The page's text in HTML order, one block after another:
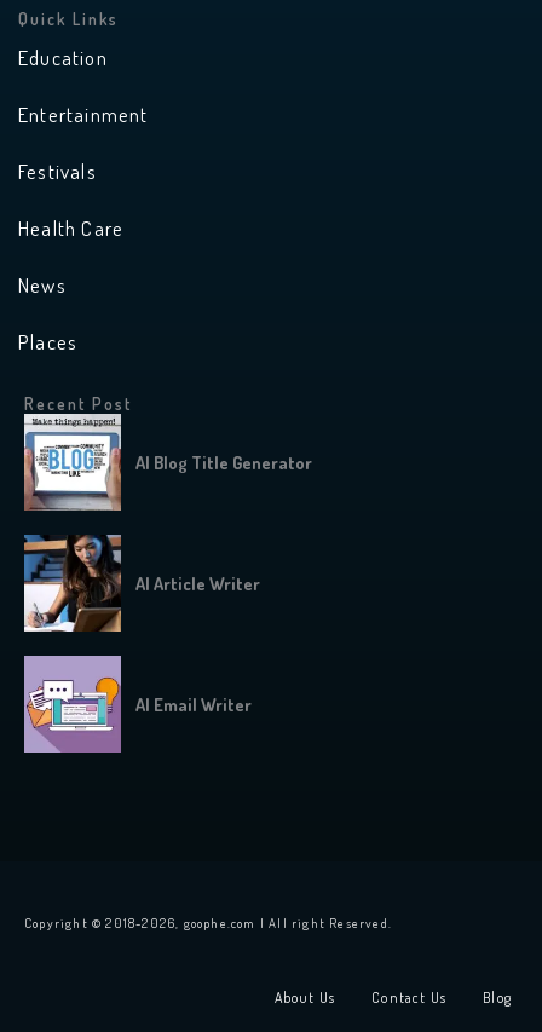
Quick Links
Education
Entertainment
Festivals
Health Care
News
Places
Recent Post
AI Blog Title Generator
AI Article Writer
AI Email Writer
Copyright © 2018-2026, goophe.com | All right Reserved.
About Us Contact Us Blog